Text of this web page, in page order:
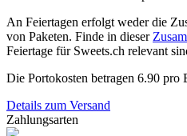
An Feiertagen erfolgt weder die
von Paketen. Finde in dieser
Feiertage für Sweets.ch relevant
Die Portokosten betragen 6.90 pro
Details zum Versand
Zahlungsarten